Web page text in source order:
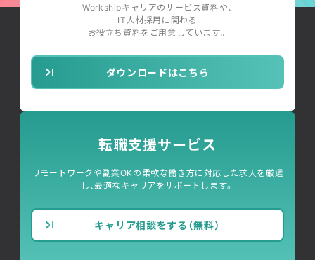
Workshipキャリアのサービス資料や、
IT人材採用に関わる
お役立ち資料をご用意しています。
ダウンロードはこちら
転職支援サービス
リモートワークや副業OKの柔軟な働き方に対応した求人を厳選
し、最適なキャリアをサポートします。
キャリア相談をする（無料）